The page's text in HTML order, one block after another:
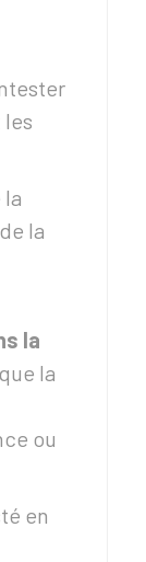
la
la
la
ou
en